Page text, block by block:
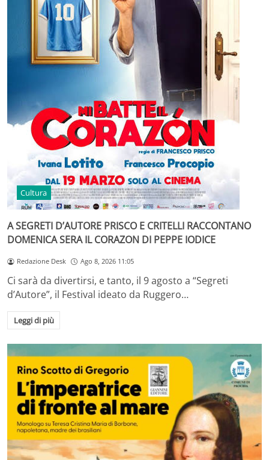
Cultura
A SEGRETI D’AUTORE PRISCO E CRITELLI RACCONTANO
DOMENICA SERA IL CORAZON DI PEPPE IODICE
Redazione Desk Ago 8, 2026 11:05
Ci sarà da divertirsi, e tanto, il 9 agosto a “Segreti
d’Autore”, il Festival ideato da Ruggero…
Leggi di più